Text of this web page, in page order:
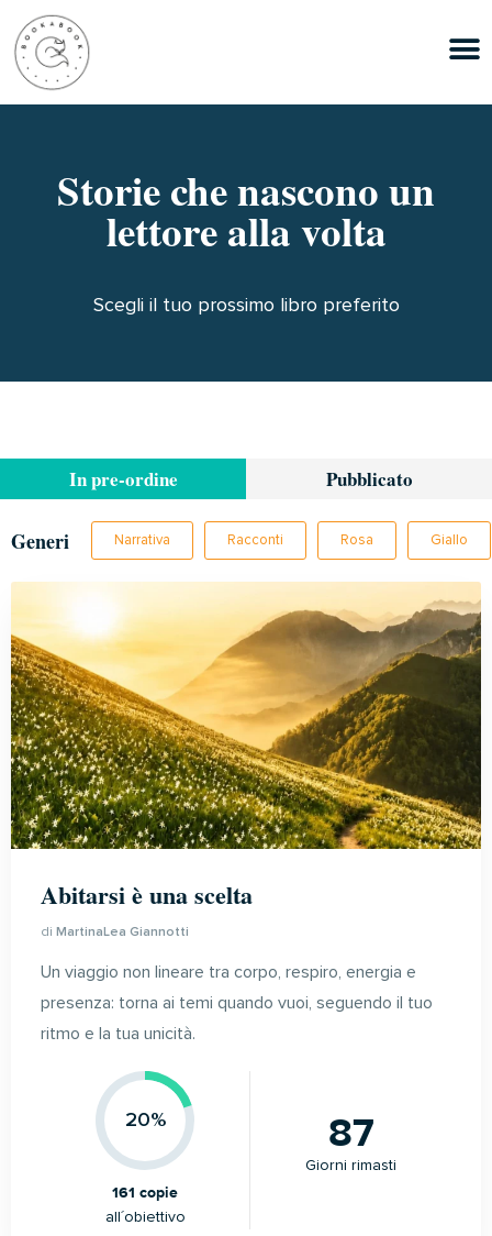
Storie che nascono un
lettore alla volta
Scegli il tuo prossimo libro preferito
In pre-ordine Pubblicato
Generi Narrativa Racconti Rosa Giallo
Abitarsi è una scelta
di MartinaLea Giannotti
Un viaggio non lineare tra corpo, respiro, energia e
presenza: torna ai temi quando vuoi, seguendo il tuo
ritmo e la tua unicità.
20%
161 copie
all´obiettivo
87
Giorni rimasti